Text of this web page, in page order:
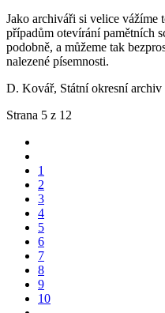
Jako archiváři si velice
případům otevírání pamětních
podobně, a můžeme tak
nalezené písemnosti.
D. Kovář, Státní okresní archiv
Strana 5 z 12
1
2
3
4
5
6
7
8
9
10